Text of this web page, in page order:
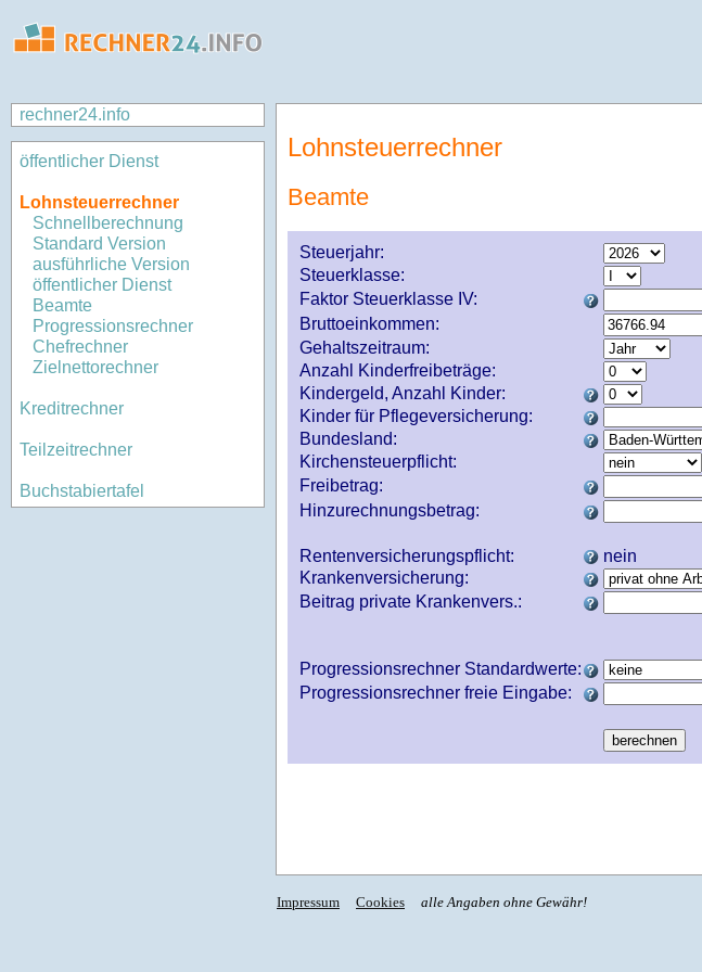
rechner24.info
öffentlicher Dienst
Lohnsteuerrechner
Schnellberechnung
Standard Version
ausführliche Version
öffentlicher Dienst
Beamte
Progressionsrechner
Chefrechner
Zielnettorechner
Kreditrechner
Teilzeitrechner
Buchstabiertafel
Lohnsteuerrechner
Beamte
Steuerjahr:
Steuerklasse:
Faktor Steuerklasse IV:
Bruttoeinkommen:
Gehaltszeitraum:
Anzahl Kinderfreibeträge:
Kindergeld, Anzahl Kinder:
Kinder für Pflegeversicherung:
Bundesland:
Kirchensteuerpflicht:
Freibetrag:
Hinzurechnungsbetrag:
Rentenversicherungspflicht:
nein
Krankenversicherung:
Beitrag private Krankenvers.:
Progressionsrechner Standardwerte:
Progressionsrechner freie Eingabe:
Impressum Cookies alle Angaben ohne Gewähr!